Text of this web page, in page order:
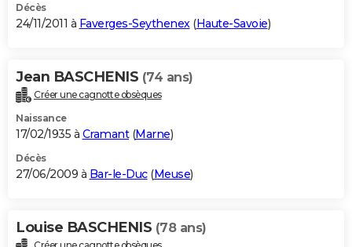
Décès
24/11/2011 à Faverges-Seythenex (Haute-Savoie)
Jean BASCHENIS (74 ans)
Créer une cagnotte obsèques
Naissance
17/02/1935 à Cramant(Marne)
Décès
27/06/2009 à Bar-le-Duc(Meuse)
Louise BASCHENIS (78 ans)